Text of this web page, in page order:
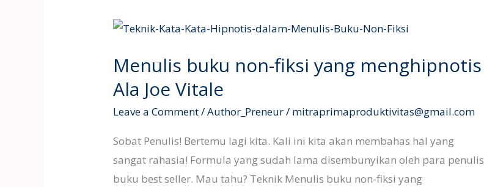
Menulis buku non-fiksi yang menghipnotis
Ala Joe Vitale
Leave a Comment/Author_Preneur/ mitraprimaproduktivitas@gmail.com
Sobat Penulis! Bertemu lagi kita. Kali ini kita akan membahas hal yang
sangat rahasia! Formula yang sudah lama disembunyikan oleh para penulis
buku best seller. Mau tahu? Teknik Menulis buku non-fiksi yang
Menulis
non-
fiksi
Ala
Joe
Vitale